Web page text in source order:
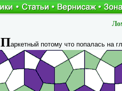
Паркетный потому что попалась на